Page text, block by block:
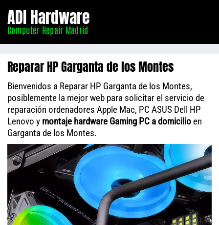
Madrid
ADI Hardware
Computer Repair Madrid
Reparar HP Garganta de los Montes
Bienvenidos a Reparar HP Garganta de los Montes,
posiblemente la mejor web para solicitar el servicio de
reparación ordenadores Apple Mac, PC ASUS Dell HP
Lenovo y montaje hardware Gaming PC a domicilio en
Garganta de los Montes.